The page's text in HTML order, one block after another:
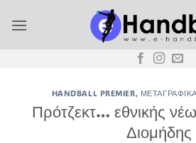
στο
HANDBALL PREMIER, ΜΕΤΑΓΡΑΦΙΚΆ
Πρότζεκτ… εθνικής
Διομήδης